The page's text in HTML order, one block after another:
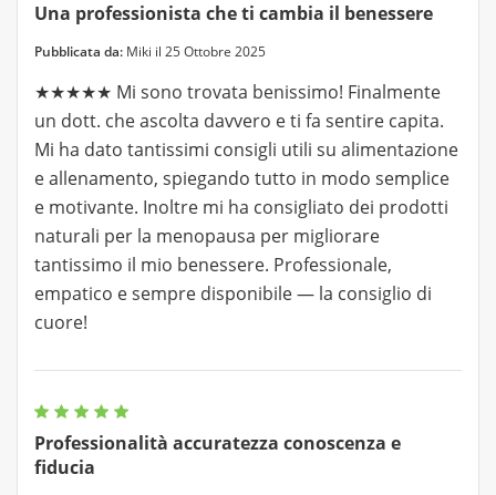
Una professionista che ti cambia il benessere
Pubblicata da: Miki il 25 Ottobre 2025
★★★★★ Mi sono trovata benissimo! Finalmente
un dott. che ascolta davvero e ti fa sentire capita.
Mi ha dato tantissimi consigli utili su alimentazione
e allenamento, spiegando tutto in modo semplice
e motivante. Inoltre mi ha consigliato dei prodotti
naturali per la menopausa per migliorare
tantissimo il mio benessere. Professionale,
empatico e sempre disponibile — la consiglio di
cuore!
Professionalità accuratezza conoscenza e
fiducia